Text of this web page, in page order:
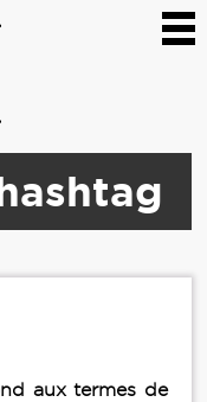
aux termes de